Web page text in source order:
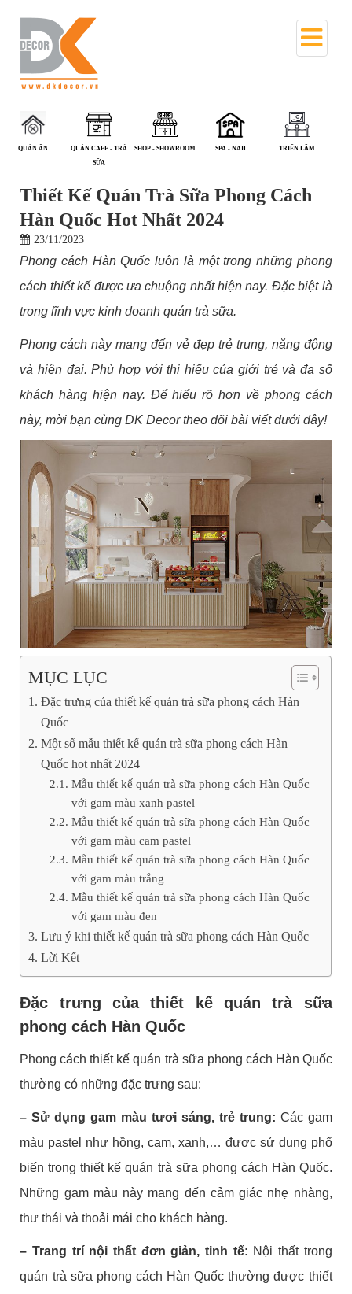
QUÁN CAFE - TRÀ
SHOP - SHOWROOM SPA - NAIL TRIỂN LÃM VĂN PHÒNG
Thiết Kế Quán Trà Sữa Phong Cách
Hàn Quốc Hot Nhất 2024
23/11/2023
Phong cách Hàn Quốc luôn là một trong những phong
cách thiết kế được ưa chuộng nhất hiện nay. Đặc biệt là
trong lĩnh vực kinh doanh quán trà sữa.
Phong cách này mang đến vẻ đẹp trẻ trung, năng động
và hiện đại. Phù hợp với thị hiếu của giới trẻ và đa số
khách hàng hiện nay. Để hiểu rõ hơn về phong cách
này, mời bạn cùng DK Decor theo dõi bài viết dưới đây!
MỤC LỤC
Đặc trưng của thiết kế quán trà sữa phong cách Hàn
Quốc
Một số mẫu thiết kế quán trà sữa phong cách Hàn
Quốc hot nhất 2024
Mẫu thiết kế quán trà sữa phong cách Hàn Quốc
với gam màu xanh pastel
Mẫu thiết kế quán trà sữa phong cách Hàn Quốc
với gam màu cam pastel
Mẫu thiết kế quán trà sữa phong cách Hàn Quốc
với gam màu trắng
Mẫu thiết kế quán trà sữa phong cách Hàn Quốc
với gam màu đen
Lưu ý khi thiết kế quán trà sữa phong cách Hàn Quốc
Lời Kết
Đặc trưng của thiết kế quán trà sữa
phong cách Hàn Quốc
Phong cách thiết kế quán trà sữa phong cách Hàn Quốc
thường có những đặc trưng sau:
– Sử dụng gam màu tươi sáng, trẻ trung: Các gam
màu pastel như hồng, cam, xanh,… được sử dụng phổ
biến trong thiết kế quán trà sữa phong cách Hàn Quốc.
Những gam màu này mang đến cảm giác nhẹ nhàng,
thư thái và thoải mái cho khách hàng.
– Trang trí nội thất đơn giản, tinh tế: Nội thất trong
quán trà sữa phong cách Hàn Quốc thường được thiết